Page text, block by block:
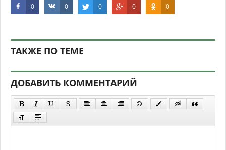
0 0 0 0 0
ТАКЖЕ ПО ТЕМЕ
ДОБАВИТЬ КОММЕНТАРИЙ